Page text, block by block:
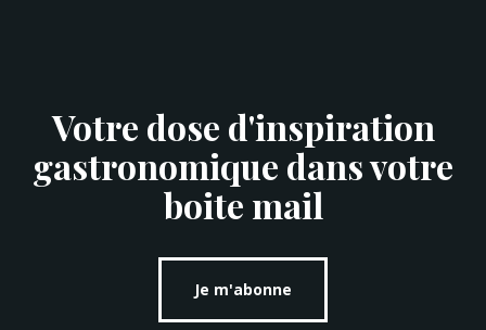
Votre dose d'inspiration
gastronomique dans votre
boite mail
Je m'abonne